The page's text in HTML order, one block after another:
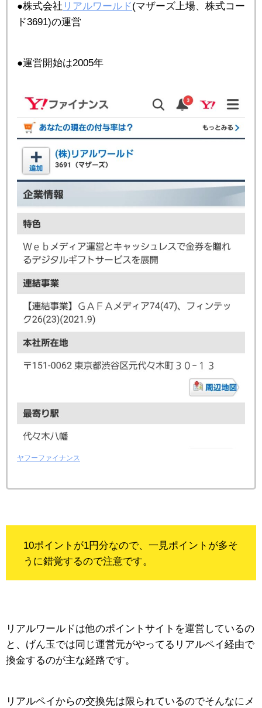
●株式会社 リアルワールド(マザーズ上場、株式コー
ド3691)の運営
●運営開始は2005年
ヤフーファイナンス
10ポイントが1円分なので、一見ポイントが多そ
うに錯覚するので注意です。
リアルワールドは他のポイントサイトを運営しているの
と、げん玉では同じ運営元がやってるリアルペイ経由で
換金するのが主な経路です。
リアルペイからの交換先は限られているのでそんなにメ